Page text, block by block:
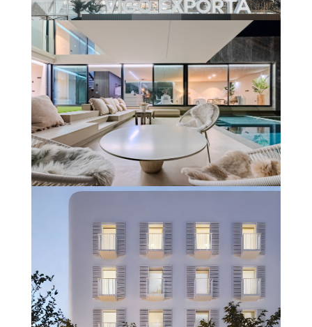
ESTACIÓN VIALIA VIGO – URZAIZ
UNIFAMILIAR #CLARODELUZ
Més informació